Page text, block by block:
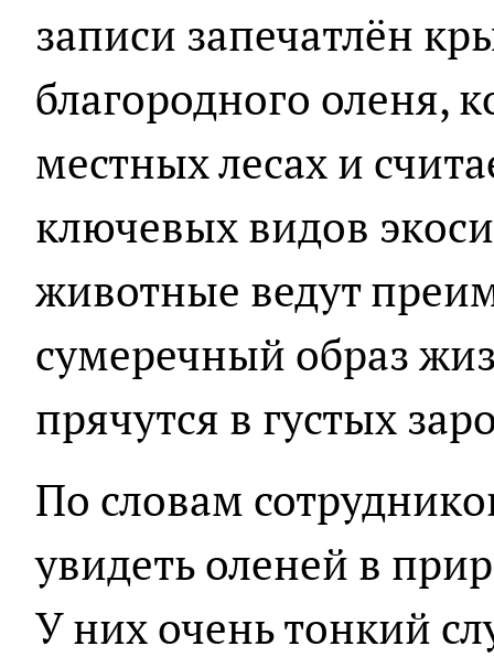
записи запечатлён
благородного оленя,
местных лесах и
ключевых видов
животные ведут
сумеречный образ
прячутся в густых
По словам
увидеть оленей в
У них очень тонкий